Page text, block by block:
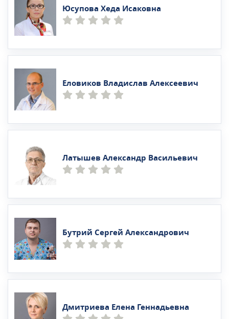
Юсупова Хеда Исаковна
Еловиков Владислав Алексеевич
Латышев Александр Васильевич
Бутрий Сергей Александрович
Дмитриева Елена Геннадьевна